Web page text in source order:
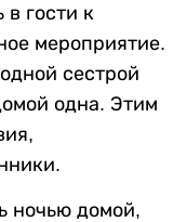
в гости к
мероприятие.
сестрой
одна. Этим
ночью домой,